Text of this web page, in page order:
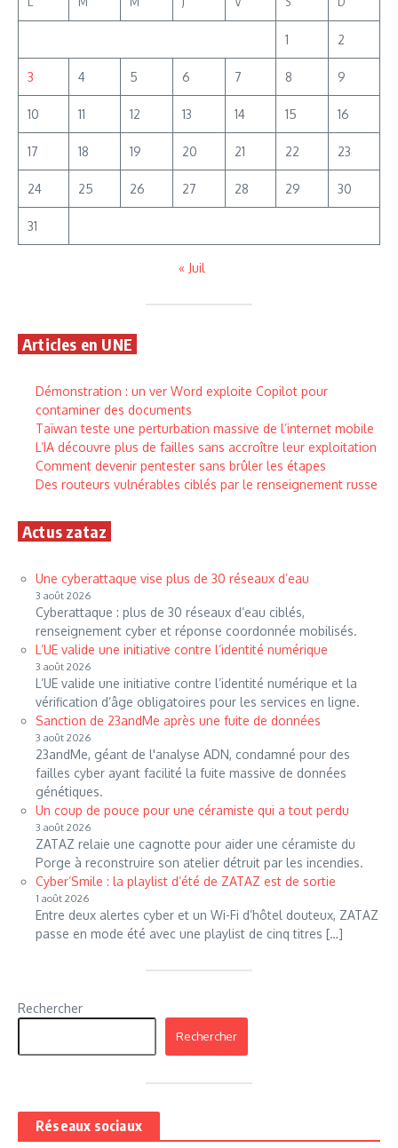
1 2
3 4 5 6 7 8 9
10 11 12 13 14 15 16
17 18 19 20 21 22 23
24 25 26 27 28 29 30
31
« Juil
Articles en UNE
Démonstration : un ver Word exploite Copilot pour
contaminer des documents
Taïwan teste une perturbation massive de l’internet mobile
L’IA découvre plus de failles sans accroître leur exploitation
Comment devenir pentester sans brûler les étapes
Des routeurs vulnérables ciblés par le renseignement russe
Actus zataz
Une cyberattaque vise plus de 30 réseaux d’eau
3 août 2026
Cyberattaque : plus de 30 réseaux d’eau ciblés,
renseignement cyber et réponse coordonnée mobilisés.
L’UE valide une initiative contre l’identité numérique
3 août 2026
L’UE valide une initiative contre l’identité numérique et la
vérification d’âge obligatoires pour les services en ligne.
Sanction de 23andMe après une fuite de données
3 août 2026
23andMe, géant de l'analyse ADN, condamné pour des
failles cyber ayant facilité la fuite massive de données
génétiques.
Un coup de pouce pour une céramiste qui a tout perdu
3 août 2026
ZATAZ relaie une cagnotte pour aider une céramiste du
Porge à reconstruire son atelier détruit par les incendies.
Cyber’Smile : la playlist d’été de ZATAZ est de sortie
1 août 2026
Entre deux alertes cyber et un Wi-Fi d’hôtel douteux, ZATAZ
passe en mode été avec une playlist de cinq titres […]
Rechercher
Rechercher
Réseaux sociaux